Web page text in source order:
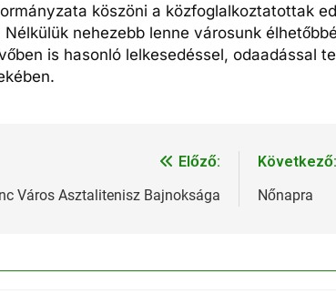
köszöni a közfoglalkoztatottak
nehezebb lenne városunk
is hasonló lelkesedéssel, odaadással
Előző:
Város Asztalitenisz Bajnoksága
Következő:
Nőnapra